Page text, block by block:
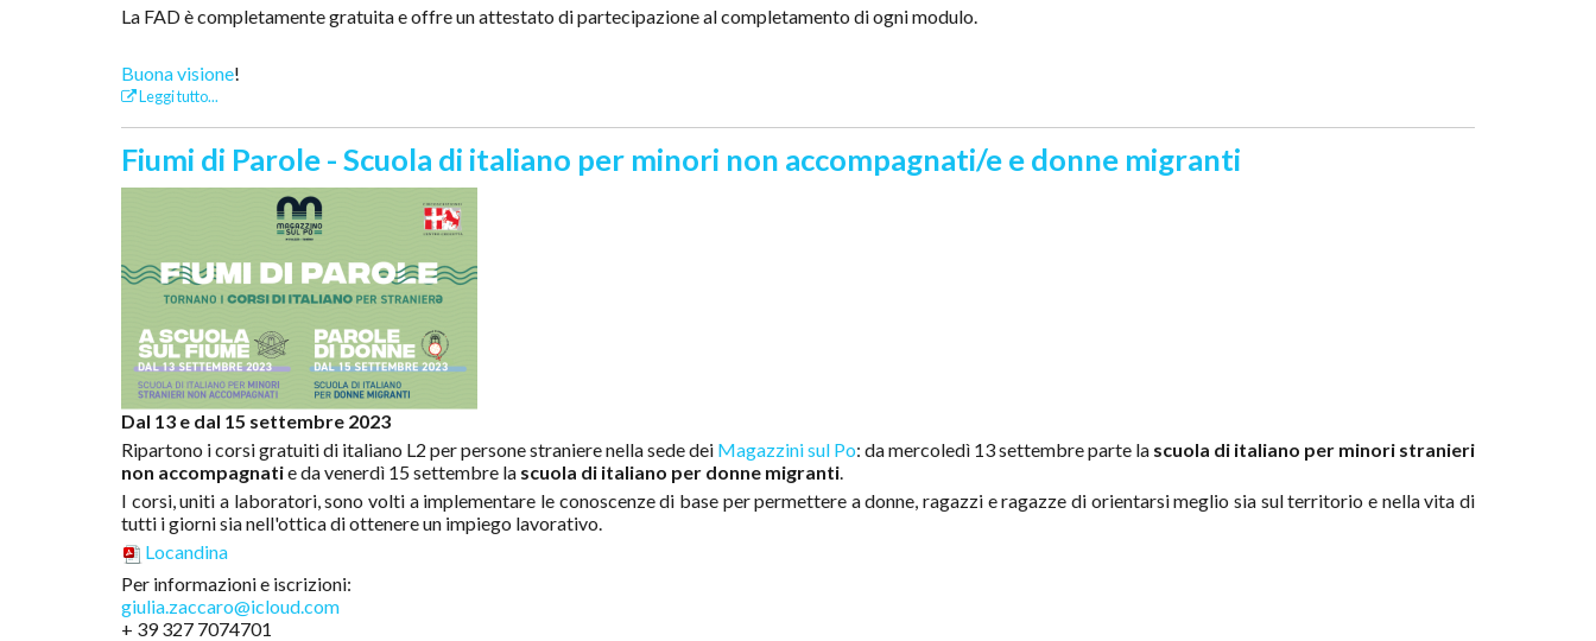
La FAD è completamente gratuita e offre un attestato di partecipazione al completamento di ogni modulo.
Buona visione!
Leggi tutto...
Fiumi di Parole - Scuola di italiano per minori non accompagnati/e e donne migranti
Dal 13 e dal 15 settembre 2023
Ripartono i corsi gratuiti di italiano L2 per persone straniere nella sede dei Magazzini sul Po: da mercoledì 13 settembre parte la scuola di italiano per minori stranieri
non accompagnatie da venerdì 15 settembre la scuola di italiano per donne migranti.
I corsi, uniti a laboratori, sono volti a implementare le conoscenze di base per permettere a donne, ragazzi e ragazze di orientarsi meglio sia sul territorio e nella vita di
tutti i giorni sia nell'ottica di ottenere un impiego lavorativo.
Locandina
Per informazioni e iscrizioni:
giulia.zaccaro@icloud.com
+ 39 327 7074701